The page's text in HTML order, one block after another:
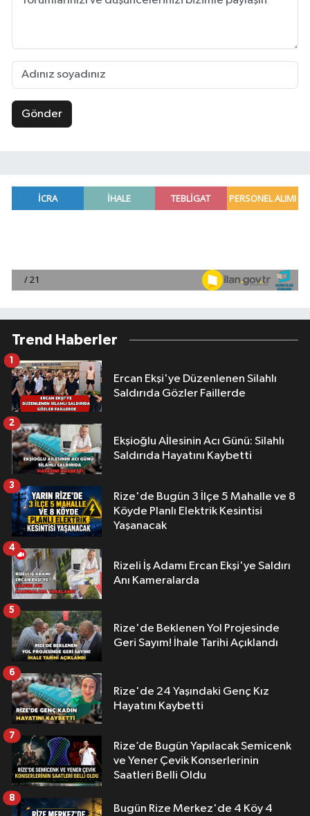
Gönder
Trend Haberler
Ercan Ekşi'ye Düzenlenen Silahlı
Saldırıda Gözler Faillerde
1
Ekşioğlu Aİlesinin Acı Günü: Silahlı
Saldırıda Hayatını Kaybetti
2
Rize'de Bugün 3 İlçe 5 Mahalle ve 8
Köyde Planlı Elektrik Kesintisi
Yaşanacak
3
Rizeli İş Adamı Ercan Ekşi'ye Saldırı
Anı Kameralarda
4
Rize'de Beklenen Yol Projesinde
Geri Sayım! İhale Tarihi Açıklandı
5
Rize'de 24 Yaşındaki Genç Kız
Hayatını Kaybetti
6
Rize’de Bugün Yapılacak Semicenk
ve Yener Çevik Konserlerinin
Saatleri Belli Oldu
7
Bugün Rize Merkez'de 4 Köy 4
8